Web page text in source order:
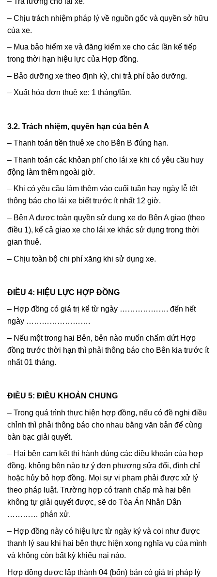
– Chịu trách nhiệm pháp lý về nguồn gốc và quyền sở hữu
của xe.
– Mua bảo hiểm xe và đăng kiểm xe cho các lần kế tiếp
trong thời hạn hiệu lực của Hợp đồng.
– Bảo dưỡng xe theo định kỳ, chi trả phí bảo dưỡng.
– Xuất hóa đơn thuê xe: 1 tháng/lần.
3.2. Trách nhiệm, quyền hạn của bên A
– Thanh toán tiền thuê xe cho Bên B đúng hạn.
– Thanh toán các khỏan phí cho lái xe khi có yêu cầu huy
động làm thêm ngoài giờ.
– Khi có yêu cầu làm thêm vào cuối tuần hay ngày lễ tết
thông báo cho lái xe biết trước ít nhất 12 giờ.
– Bên A được toàn quyền sử dụng xe do Bên A giao (theo
điều 1), kể cả giao xe cho lái xe khác sử dụng trong thời
gian thuê.
– Chịu toàn bộ chi phí xăng khi sử dụng xe.
ĐIỀU 4: HIỆU LỰC HỢP ĐỒNG
– Hợp đồng có giá trị kể từ ngày ………………. đến hết
ngày …………………….
– Nếu một trong hai Bên, bên nào muốn chấm dứt Hợp
đồng trước thời hạn thì phải thông báo cho Bên kia trước ít
nhất 01 tháng.
ĐIỀU 5: ĐIỀU KHOẢN CHUNG
– Trong quá trình thực hiện hợp đồng, nếu có đề nghị điều
chỉnh thì phải thông báo cho nhau bằng văn bản để cùng
bàn bạc giải quyết.
– Hai bên cam kết thi hành đúng các điều khoản của hợp
đồng, không bên nào tự ý đơn phương sửa đổi, đình chỉ
hoặc hủy bỏ hợp đồng. Mọi sự vi phạm phải được xử lý
theo pháp luật. Trường hợp có tranh chấp mà hai bên
không tự giải quyết được, sẽ do Tòa Án Nhân Dân
………… phán xử.
– Hợp đồng này có hiệu lực từ ngày ký và coi như được
thanh lý sau khi hai bên thực hiện xong nghĩa vụ của mình
và không còn bất kỳ khiếu nại nào.
Hợp đồng được lập thành 04 (bốn) bản có giá trị pháp lý